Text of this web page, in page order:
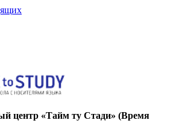
центр «Тайм ту Стади» (Время